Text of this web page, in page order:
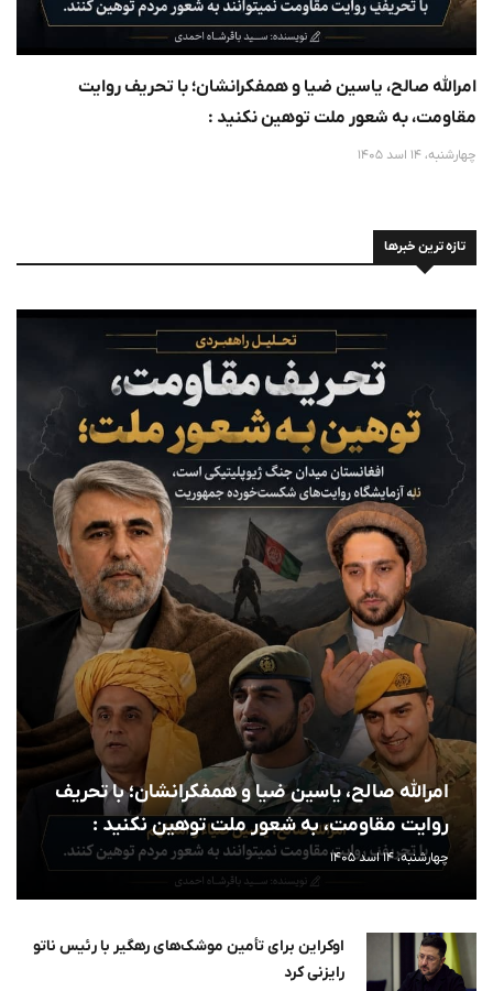
امرالله صالح، یاسین ضیا و همفکرانشان؛ با تحریف روایت
مقاومت، به شعور ملت توهین نکنید :
چهارشنبه، 14 اسد 1405
تازه ترین خبرها
امرالله صالح، یاسین ضیا و همفکرانشان؛ با تحریف
روایت مقاومت، به شعور ملت توهین نکنید :
چهارشنبه، 14 اسد 1405
اوکراین برای تأمین موشک‌های رهگیر با رئیس ناتو
رایزنی کرد